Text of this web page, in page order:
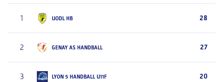
1 UODL HB 28
2 GENAY AS HANDBALL 27
3 LYON 5 HANDBALL U11F 20